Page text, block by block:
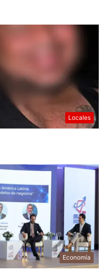
Locales
Economía